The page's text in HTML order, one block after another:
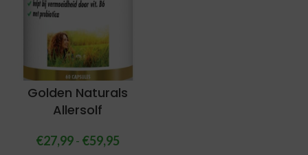
Golden Naturals
Allersolf
€27,99- €59,95